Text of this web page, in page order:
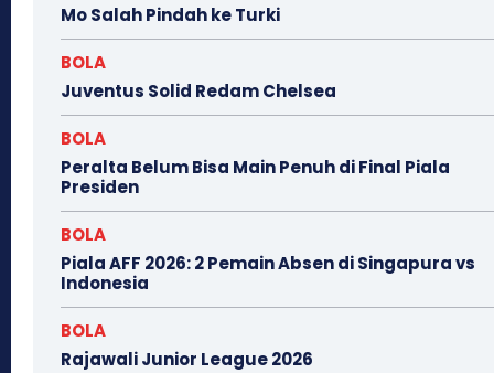
Mo Salah Pindah ke Turki
BOLA
Juventus Solid Redam Chelsea
BOLA
Peralta Belum Bisa Main Penuh di Final Piala
Presiden
BOLA
Piala AFF 2026: 2 Pemain Absen di Singapura vs
Indonesia
BOLA
Rajawali Junior League 2026